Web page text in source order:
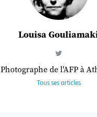
Louisa
Photographe de l'AFP à
Tous ses articles